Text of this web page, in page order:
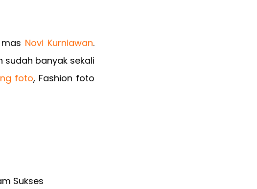
Novi Kurniawan.
banyak sekali
foto, Fashion foto
Sukses